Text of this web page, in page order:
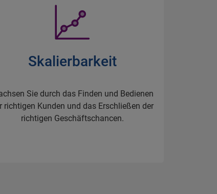
Skalierbarkeit
Sie durch das Finden und Bedienen
richtigen Kunden und das Erschließen der
richtigen Geschäftschancen.